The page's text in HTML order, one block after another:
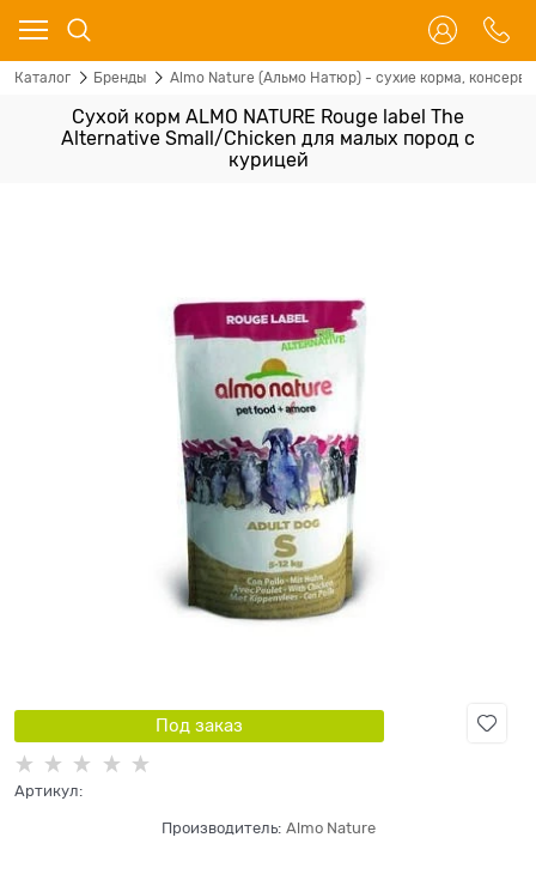
Каталог Бренды Almo Nature (Альмо Натюр) - сухие корма,
Сухой корм ALMO NATURE Rouge label The
Alternative Small/Chicken для малых пород с
курицей
Под заказ
Артикул:
Производитель: Almo Nature